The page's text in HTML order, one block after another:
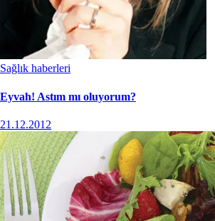
Sağlık haberleri
Eyvah! Astım mı oluyorum?
21.12.2012